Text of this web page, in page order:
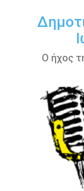
περιεχόμενο
Ο ήχος